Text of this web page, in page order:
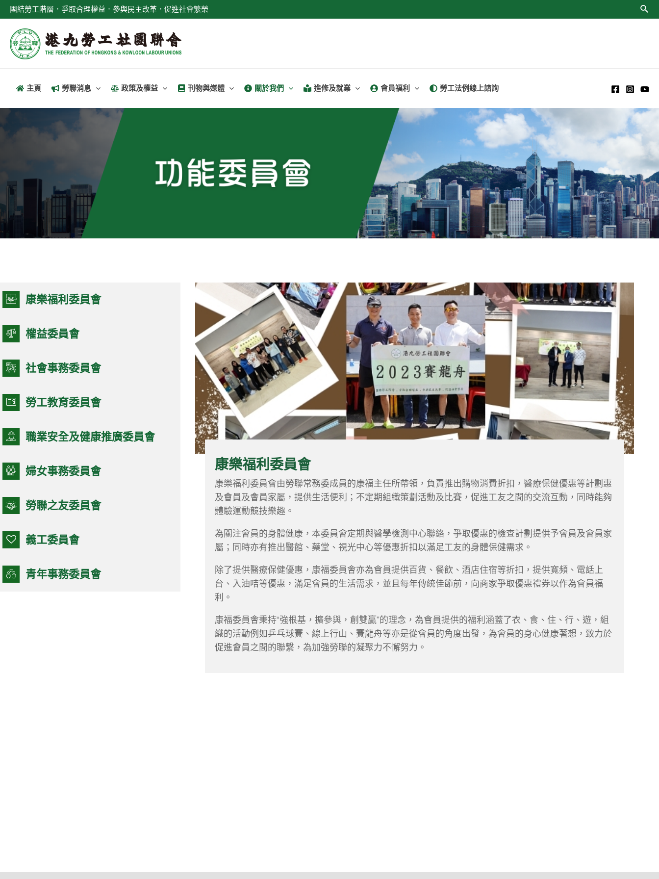
至
團結勞工階層．爭取合理權益．參與民主改革．促進社會繁榮
主頁 勞聯消息 政策及權益 刊物與媒體 關於我們 進修及就業 會員福利 勞工法例線上諮詢
康樂福利委員會
權益委員會
社會事務委員會
勞工教育委員會
職業安全及健康推廣委員會
婦女事務委員會
勞聯之友委員會
義工委員會
青年事務委員會
動，協助青年融入社會、發揮個人潛能
養不一樣的眼界和胸襟,確立正確人生路
勞聯不同行業舉辦青年職業導向體驗，
己的職業。「青年興則國家興，青年強
康樂福利委員會
康樂福利委員會由勞聯常務委成員的康福主任所帶領，負責推出購物消費折扣，醫療保健優惠等計劃惠
及會員及會員家屬，提供生活便利；不定期組織策劃活動及比賽，促進工友之間的交流互動，同時能夠
體驗運動競技樂趣。
為關注會員的身體健康，本委員會定期與醫學檢測中心聯絡，爭取優惠的檢查計劃提供予會員及會員家
屬；同時亦有推出醫館、藥堂、視光中心等優惠折扣以滿足工友的身體保健需求。
除了提供醫療保健優惠，康福委員會亦為會員提供百貨、餐飲、酒店住宿等折扣，提供寬頻、電話上
台、入油咭等優惠，滿足會員的生活需求，並且每年傳統佳節前，向商家爭取優惠禮券以作為會員福
利。
康福委員會秉持“強根基，擴參與，創雙贏”的理念，為會員提供的福利涵蓋了衣、食、住、行、遊，組
織的活動例如乒乓球賽、線上行山、賽龍舟等亦是從會員的角度出發，為會員的身心健康著想，致力於
促進會員之間的聯繫，為加強勞聯的凝聚力不懈努力。